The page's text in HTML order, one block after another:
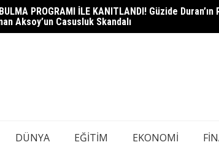
PROGRAMI İLE KANITLANDI! Güzide Duran’ın
Aksoy’un Casusluk Skandalı
Şüpheli Çağlayan Adliyesi’nde: Savcılık Sorgusu
Cihazı Tespiti İçin Kapsamlı Tarama
DÜNYA EĞITIM EKONOMI